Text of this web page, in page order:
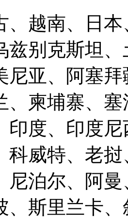
、越南、日
兹别克斯坦
尼亚、阿塞
、柬埔寨、
印度、印度
科威特、老
尼泊尔、阿
、斯里兰卡